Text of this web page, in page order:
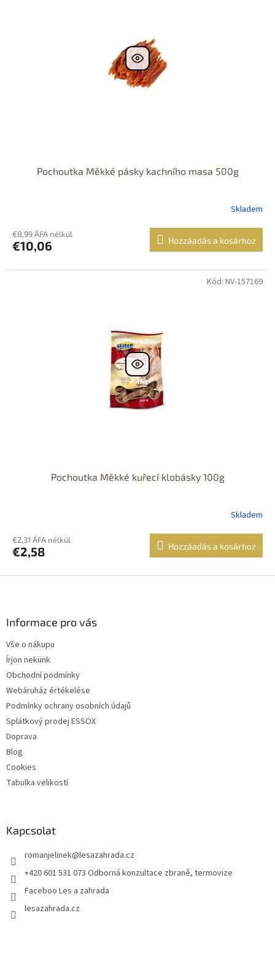
Pochoutka Měkké pásky kachního masa 500g
Skladem
€8,99 ÁFA nélkül
€10,06 Hozzáadás a kosárhoz
Pochoutka Měkké kuřecí klobásky 100g
Skladem
€2,31 ÁFA nélkül
€2,58 Hozzáadás a kosárhoz
Kód: NV-157169
Informace pro vás
Vše o nákupu
Írjon nekünk
Obchodní podmínky
Webáruház értékelése
Podmínky ochrany osobních údajů
Splátkový prodej ESSOX
Doprava
Blog
Cookies
Tabulka velikostí
Kapcsolat
romanjelinek@lesazahrada.cz
+420 601 531 073 Odborná konzultace zbraně, termovize
Faceboo Les a zahrada
lesazahrada.cz